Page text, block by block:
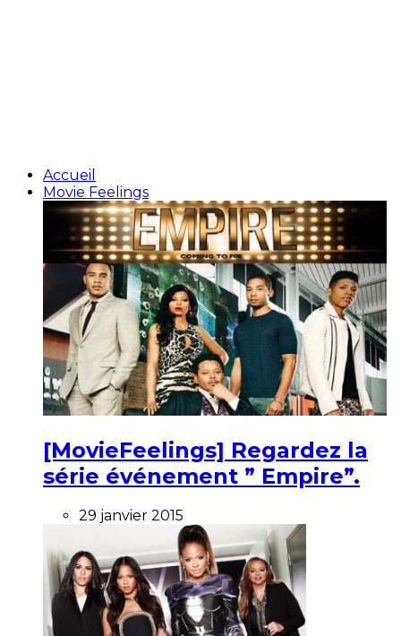
Accueil
Movie Feelings
[MovieFeelings] Regardez la
série événement ” Empire”.
29 janvier 2015